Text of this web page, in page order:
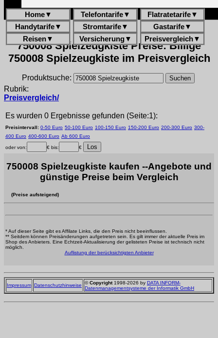
Home▼ Telefontarife▼ Flatratetarife▼
Handytarife▼ Stromtarife▼ Gastarife▼
Reisen▼ Versicherung▼ Preisvergleich▼
750008 Spielzeugkiste Preise: Billige
750008 Spielzeugkiste im Preisvergleich
Produktsuche:
Rubrik:
Preisvergleich/
Es wurden 0 Ergebnisse gefunden (Seite:1):
Preisintervall: 0-50 Euro 50-100 Euro 100-150 Euro 150-200 Euro 200-300 Euro 300-
400 Euro 400-600 Euro Ab 600 Euro
oder von: € bis: €
750008 Spielzeugkiste kaufen --Angebote und
günstige Preise beim Vergleich
(Preise aufsteigend)
* Auf dieser Seite gibt es Affilate Links, die den Preis nicht beeinflussen.
** Seitdem können Preisänderungen aufgetreten sein. Es gilt immer der aktuelle Preis im
Shop des Anbieters. Eine Echtzeit-Aktualisierung der gelisteten Preise ist technisch nicht
möglich.
Auflistung der berücksichtigten Anbieter
Impressum Datenschutzhinweise ©Copyright1998-2026 by DATA INFORM-
Datenmanagementsysteme der Informatik GmbH